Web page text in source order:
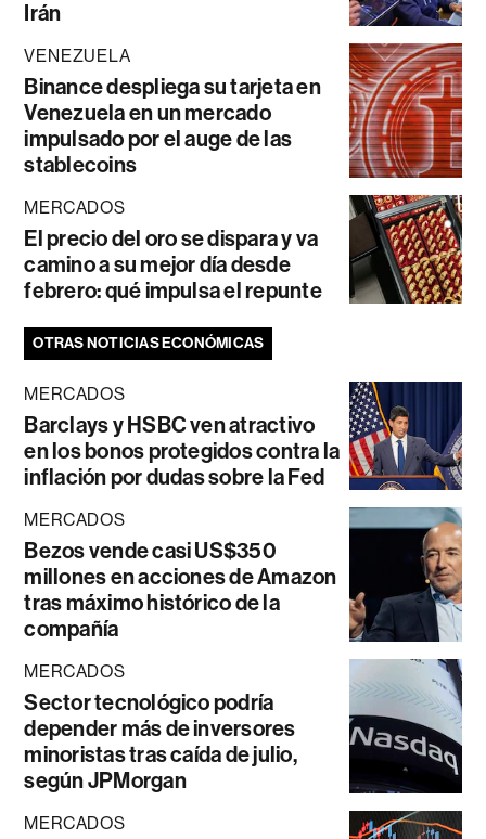
Irán
VENEZUELA
Binance despliega su tarjeta en
Venezuela en un mercado
impulsado por el auge de las
stablecoins
MERCADOS
El precio del oro se dispara y va
camino a su mejor día desde
febrero: qué impulsa el repunte
OTRAS NOTICIAS ECONÓMICAS
MERCADOS
Barclays y HSBC ven atractivo
en los bonos protegidos contra la
inflación por dudas sobre la Fed
MERCADOS
Bezos vende casi US$350
millones en acciones de Amazon
tras máximo histórico de la
compañía
MERCADOS
Sector tecnológico podría
depender más de inversores
minoristas tras caída de julio,
según JPMorgan
MERCADOS